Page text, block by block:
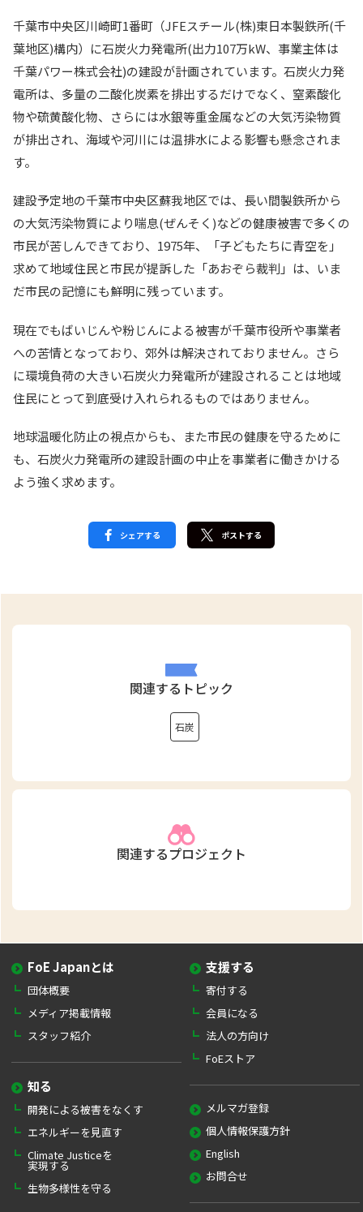
千葉市中央区川崎町1番町（JFEスチール(株)東日本製鉄所(千
葉地区)構内）に石炭火力発電所(出力107万kW、事業主体は
千葉パワー株式会社)の建設が計画されています。石炭火力発
電所は、多量の二酸化炭素を排出するだけでなく、窒素酸化
物や硫黄酸化物、さらには水銀等重金属などの大気汚染物質
が排出され、海域や河川には温排水による影響も懸念されま
す。
建設予定地の千葉市中央区蘇我地区では、長い間製鉄所から
の大気汚染物質により喘息(ぜんそく)などの健康被害で多くの
市民が苦しんできており、1975年、「子どもたちに青空を」
求めて地域住民と市民が提訴した「あおぞら裁判」は、いま
だ市民の記憶にも鮮明に残っています。
現在でもばいじんや粉じんによる被害が千葉市役所や事業者
への苦情となっており、郊外は解決されておりません。さら
に環境負荷の大きい石炭火力発電所が建設されることは地域
住民にとって到底受け入れられるものではありません。
地球温暖化防止の視点からも、また市民の健康を守るために
も、石炭火力発電所の建設計画の中止を事業者に働きかける
よう強く求めます。
シェアする ポストする
関連するトピック
石炭
関連するプロジェクト
FoE Japanとは
団体概要
メディア掲載情報
スタッフ紹介
知る
開発による被害をなくす
エネルギーを見直す
Climate Justiceを
実現する
生物多様性を守る
支援する
寄付する
会員になる
法人の方向け
FoEストア
メルマガ登録
個人情報保護方針
English
お問合せ